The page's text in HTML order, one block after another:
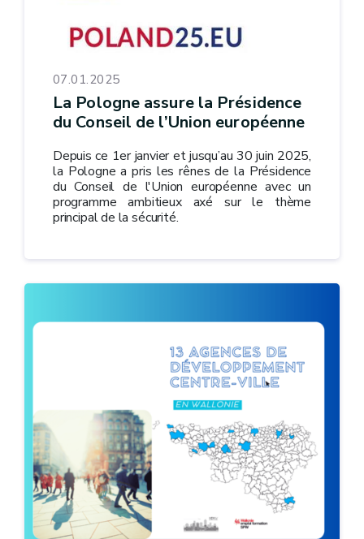
07.01.2025
La Pologne assure la Présidence
du Conseil de l’Union européenne
Depuis ce 1er janvier et jusqu’au 30 juin 2025,
la Pologne a pris les rênes de la Présidence
du Conseil de l'Union européenne avec un
programme ambitieux axé sur le thème
principal de la sécurité.